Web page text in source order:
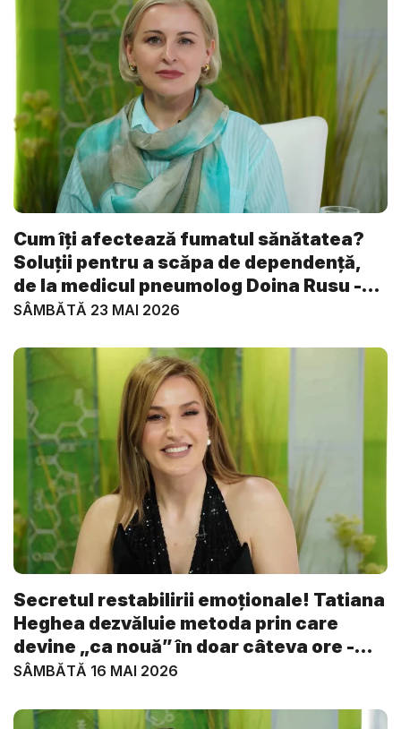
Cum îți afectează fumatul sănătatea?
Soluții pentru a scăpa de dependență,
de la medicul pneumolog Doina Rusu -
V...
SÂMBĂTĂ 23 MAI 2026
Secretul restabilirii emoționale! Tatiana
Heghea dezvăluie metoda prin care
devine „ca nouă” în doar câteva ore -
VI...
SÂMBĂTĂ 16 MAI 2026